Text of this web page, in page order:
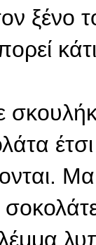
ξένο
έτσι